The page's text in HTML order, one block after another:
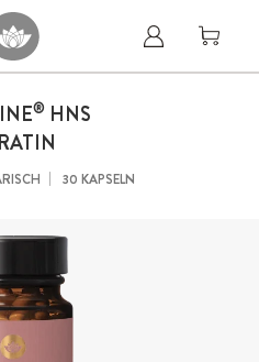
® HNS
30 KAPSELN